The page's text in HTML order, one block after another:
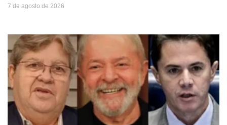
7 de agosto de 2026